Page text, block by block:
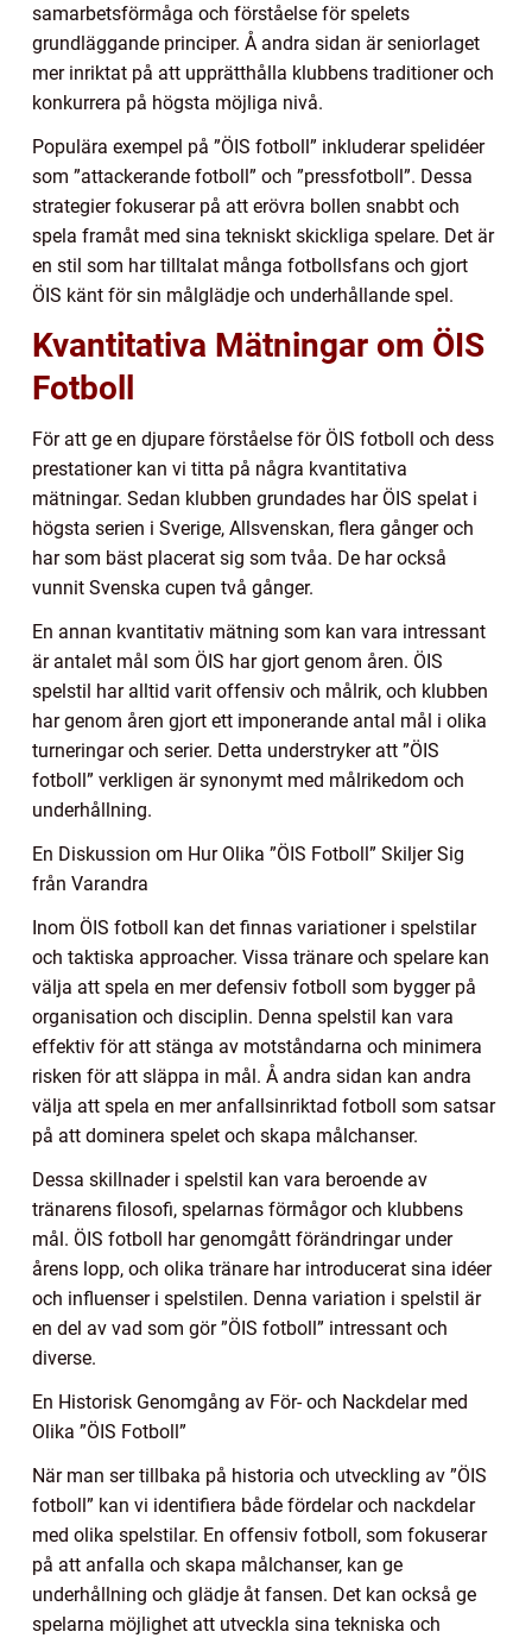
samarbetsförmåga och förståelse för spelets
grundläggande principer. Å andra sidan är seniorlaget
mer inriktat på att upprätthålla klubbens traditioner och
konkurrera på högsta möjliga nivå.
Populära exempel på ”ÖIS fotboll” inkluderar spelidéer
som ”attackerande fotboll” och ”pressfotboll”. Dessa
strategier fokuserar på att erövra bollen snabbt och
spela framåt med sina tekniskt skickliga spelare. Det är
en stil som har tilltalat många fotbollsfans och gjort
ÖIS känt för sin målglädje och underhållande spel.
Kvantitativa Mätningar om ÖIS
Fotboll
För att ge en djupare förståelse för ÖIS fotboll och dess
prestationer kan vi titta på några kvantitativa
mätningar. Sedan klubben grundades har ÖIS spelat i
högsta serien i Sverige, Allsvenskan, flera gånger och
har som bäst placerat sig som tvåa. De har också
vunnit Svenska cupen två gånger.
En annan kvantitativ mätning som kan vara intressant
är antalet mål som ÖIS har gjort genom åren. ÖIS
spelstil har alltid varit offensiv och målrik, och klubben
har genom åren gjort ett imponerande antal mål i olika
turneringar och serier. Detta understryker att ”ÖIS
fotboll” verkligen är synonymt med målrikedom och
underhållning.
En Diskussion om Hur Olika ”ÖIS Fotboll” Skiljer Sig
från Varandra
Inom ÖIS fotboll kan det finnas variationer i spelstilar
och taktiska approacher. Vissa tränare och spelare kan
välja att spela en mer defensiv fotboll som bygger på
organisation och disciplin. Denna spelstil kan vara
effektiv för att stänga av motståndarna och minimera
risken för att släppa in mål. Å andra sidan kan andra
välja att spela en mer anfallsinriktad fotboll som satsar
på att dominera spelet och skapa målchanser.
Dessa skillnader i spelstil kan vara beroende av
tränarens filosofi, spelarnas förmågor och klubbens
mål. ÖIS fotboll har genomgått förändringar under
årens lopp, och olika tränare har introducerat sina idéer
och influenser i spelstilen. Denna variation i spelstil är
en del av vad som gör ”ÖIS fotboll” intressant och
diverse.
En Historisk Genomgång av För- och Nackdelar med
Olika ”ÖIS Fotboll”
När man ser tillbaka på historia och utveckling av ”ÖIS
fotboll” kan vi identifiera både fördelar och nackdelar
med olika spelstilar. En offensiv fotboll, som fokuserar
på att anfalla och skapa målchanser, kan ge
underhållning och glädje åt fansen. Det kan också ge
spelarna möjlighet att utveckla sina tekniska och